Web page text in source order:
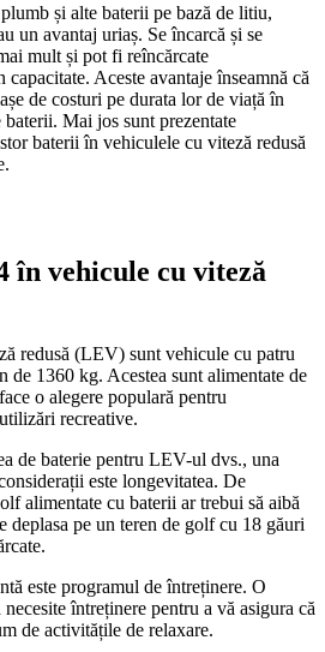
și alte baterii pe bază de litiu,
un avantaj uriaș. Se încarcă și se
mult și pot fi reîncărcate
capacitate. Aceste avantaje înseamnă că
de costuri pe durata lor de viață în
Mai jos sunt prezentate
baterii în vehiculele cu viteză redusă
în vehicule cu viteză
redusă (LEV) sunt vehicule cu patru
de 1360 kg. Acestea sunt alimentate de
o alegere populară pentru
recreative.
de baterie pentru LEV-ul dvs., una
este longevitatea. De
alimentate cu baterii ar trebui să aibă
deplasa pe un teren de golf cu 18 găuri
este programul de întreținere. O
întreținere pentru a vă asigura că
de activitățile de relaxare.